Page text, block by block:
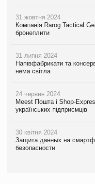
31 жовтня 2024
Компанія Rarog Tactical
бронеплити
31 липня 2024
Напівфабрикати та
нема світла
24 червня 2024
Meest Пошта і Shop-
українських підприємців
30 квітня 2024
Защита данных на
безопасности